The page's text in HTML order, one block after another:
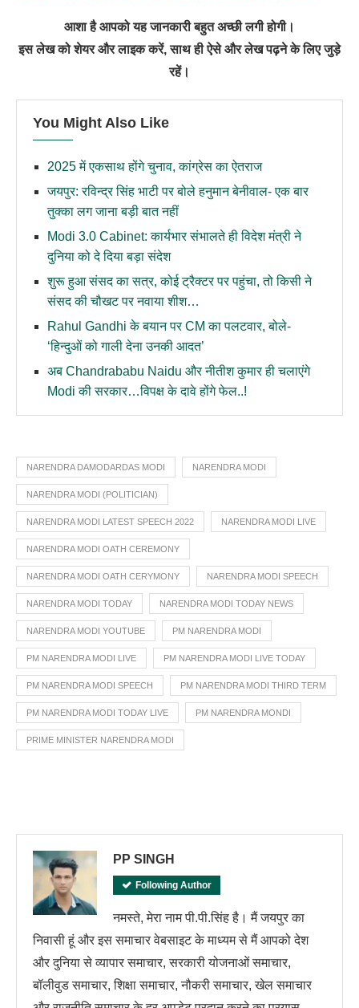
आशा है आपको यह जानकारी बहुत अच्छी लगी होगी।
इस लेख को शेयर और लाइक करें, साथ ही ऐसे और लेख पढ़ने के लिए जुड़े
रहें।
You Might Also Like
2025 में एकसाथ होंगे चुनाव, कांग्रेस का ऐतराज
जयपुर: रविन्द्र सिंह भाटी पर बोले हनुमान बेनीवाल- एक बार
तुक्का लग जाना बड़ी बात नहीं
Modi 3.0 Cabinet: कार्यभार संभालते ही विदेश मंत्री ने
दुनिया को दे दिया बड़ा संदेश
शुरू हुआ संसद का सत्र, कोई ट्रैक्टर पर पहुंचा, तो किसी ने
संसद की चौखट पर नवाया शीश…
Rahul Gandhi के बयान पर CM का पलटवार, बोले-
‘हिन्दुओं को गाली देना उनकी आदत’
अब Chandrababu Naidu और नीतीश कुमार ही चलाएंगे
Modi की सरकार…विपक्ष के दावे होंगे फेल..!
NARENDRA DAMODARDAS MODI NARENDRA MODI
NARENDRA MODI (POLITICIAN)
NARENDRA MODI LATEST SPEECH 2022 NARENDRA MODI LIVE
NARENDRA MODI OATH CEREMONY
NARENDRA MODI OATH CERYMONY NARENDRA MODI SPEECH
NARENDRA MODI TODAY NARENDRA MODI TODAY NEWS
NARENDRA MODI YOUTUBE PM NARENDRA MODI
PM NARENDRA MODI LIVE PM NARENDRA MODI LIVE TODAY
PM NARENDRA MODI SPEECH PM NARENDRA MODI THIRD TERM
PM NARENDRA MODI TODAY LIVE PM NARENDRA MONDI
PRIME MINISTER NARENDRA MODI
PP SINGH
Following Author
नमस्ते, मेरा नाम पी.पी.सिंह है। मैं जयपुर का
निवासी हूं और इस समाचार वेबसाइट के माध्यम से मैं आपको देश
और दुनिया से व्यापार समाचार, सरकारी योजनाओं समाचार,
बॉलीवुड समाचार, शिक्षा समाचार, नौकरी समाचार, खेल समाचार